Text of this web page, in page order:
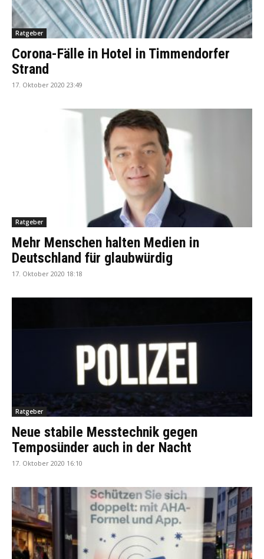
Ratgeber
Corona-Fälle in Hotel in Timmendorfer
Strand
17. Oktober 2020 23:49
Ratgeber
Mehr Menschen halten Medien in
Deutschland für glaubwürdig
17. Oktober 2020 18:18
Ratgeber
Neue stabile Messtechnik gegen
Temposünder auch in der Nacht
17. Oktober 2020 16:10